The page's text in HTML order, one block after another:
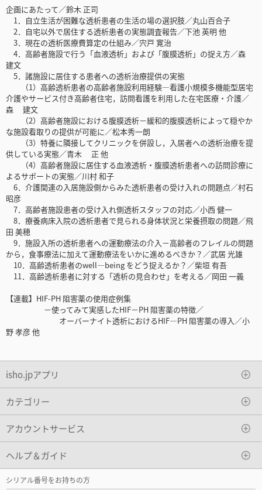
企画にあたって／鈴木 正司
1．自立生活が困難な透析患者の生活の場の選択肢／丸山百合子
2．自宅以外で居住する透析患者の実態調査報告／下池 英明 他
3．現在の透析医療費算定の仕組み／宍戸 寛治
4．高齢者施設で行う「血液透析」および「腹膜透析」の捉え方／森
建文
5．諸施設に居住する患者への透析治療提供の実態
（1）高齢透析患者の高齢者施設利用経験―看護小規模多機能型居宅
介護やサービス付き高齢者住宅，訪問看護を利用した在宅医療・介護／
森 建文
（2）高齢者施設における腹膜透析－緩和的腹膜透析によって穏やか
な施設看取りの提供が可能に／松本秀一朗
（3）特養に隣接してクリニックを併設し，入居者への透析治療を提
供している実態／青木 正 他
（4）高齢者施設に居住する血液透析・腹膜透析患者への訪問診療に
よるサポートの実態／川村 和子
6．介護関連の入居施設側からみた透析患者の受け入れの問題点／村石
昭彦
7．高齢者施設患者の受け入れ側透析スタッフの対応／小西 健一
8．療養病床入院の透析患者で見られる身体状況と栄養摂取の問題／飛
田 美穂
9．施設入所の透析患者への運動療法の介入－高齢者のフレイルの問題
から，食事療法に加えて運動療法をいかに進めるべきか？／武居 光雄
10．高齢透析患者のwell―being をどう捉えるか？／柴垣 有吾
11．高齢透析患者に対する「透析の見合わせ」を考える／岡田 一義
【連載】HIF-PH 阻害薬の使用症例集
－使ってみて実感したHIF－PH 阻害薬の特徴／
オーバーナイト透析におけるHIF―PH 阻害薬の導入／小
野 孝彦 他
isho.jpアプリ
カテゴリー
アカウントサービス
ヘルプ＆ガイド
シリアル番号をお持ちの方